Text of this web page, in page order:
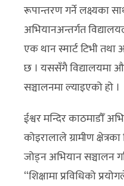
रूपान्तरण गर्ने लक्ष्यका
अभियानअन्तर्गत
एक थान स्मार्ट टिभी तथा
छ । यससँगै विद्यालयमा
सञ्चालनमा ल्याइएको हो ।
ईश्वर मन्दिर काठमाडौँ
कोइरालाले ग्रामीण
जोड्न अभियान सञ्चालन
“शिक्षामा प्रविधिको